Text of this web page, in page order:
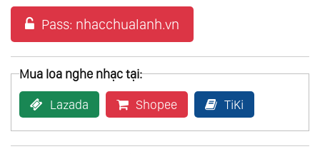
Pass: nhacchualanh.vn
Mua loa nghe nhạc tại:
Lazada Shopee TiKi